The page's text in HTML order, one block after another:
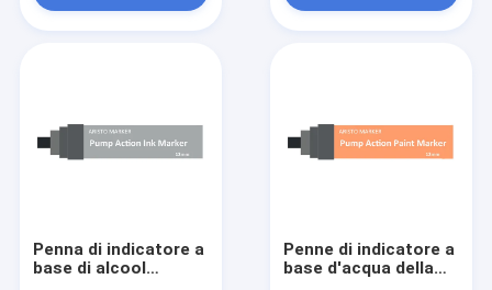
Penna di indicatore a
base di alcool
Penne di indicatore a
base d'acqua della